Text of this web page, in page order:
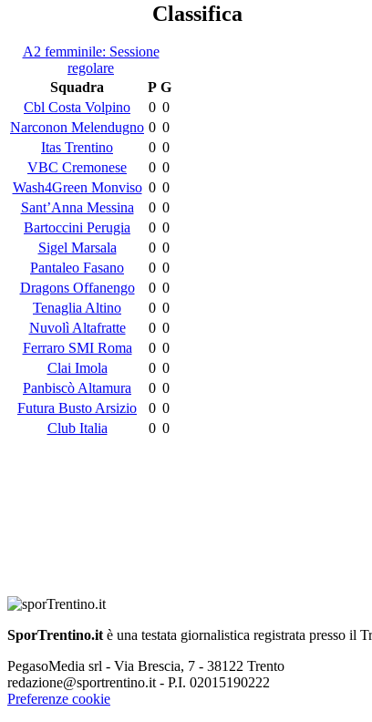
Classifica
A2 femminile: Sessione
regolare
Squadra
P G
Cbl Costa Volpino
0 0
Narconon Melendugno 0 0
Itas Trentino
0 0
VBC Cremonese
0 0
Wash4Green Monviso 0 0
Sant’Anna Messina
0 0
Bartoccini Perugia
0 0
Sigel Marsala
0 0
Pantaleo Fasano
0 0
Dragons Offanengo
0 0
Tenaglia Altino
0 0
Nuvolì Altafratte
0 0
Ferraro SMI Roma
0 0
Clai Imola
0 0
Panbiscò Altamura
0 0
Futura Busto Arsizio
0 0
Club Italia
0 0
SporTrentino.it è una testata giornalistica registrata presso il
PegasoMedia srl - Via Brescia, 7 - 38122 Trento
redazione@sportrentino.it - P.I. 02015190222
Preferenze cookie